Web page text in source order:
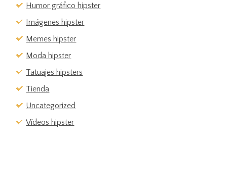
Humor gráfico hipster
Imágenes hipster
Memes hipster
Moda hipster
Tatuajes hipsters
Tienda
Uncategorized
Vídeos hipster